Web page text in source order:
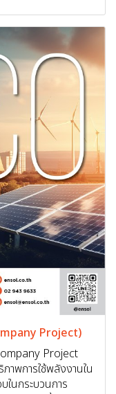
Project)
Project
าพการใช้พลังงานใน
ในกระบวนการ